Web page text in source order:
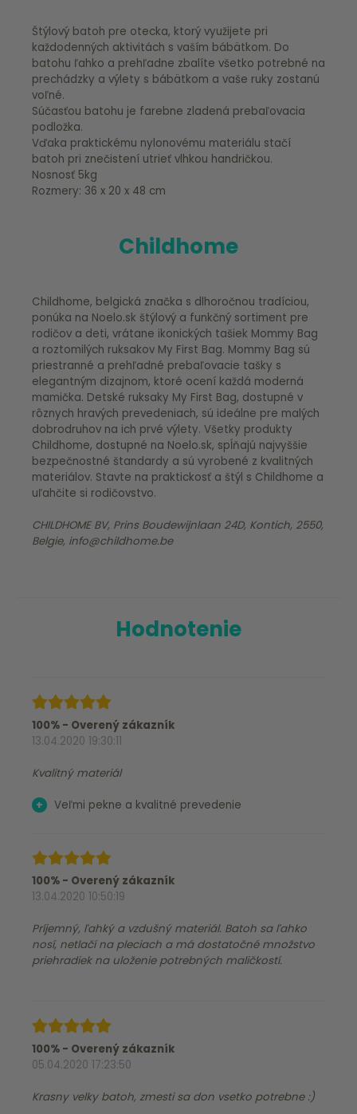
Štýlový batoh pre otecka, ktorý využijete pri
každodenných aktivitách s vaším bábätkom. Do
batohu ľahko a prehľadne zbalíte všetko potrebné na
prechádzky a výlety s bábätkom a vaše ruky zostanú
voľné.
Súčasťou batohu je farebne zladená prebaľovacia
podložka.
Vďaka praktickému nylonovému materiálu stačí
batoh pri znečistení utrieť vlhkou handričkou.
Nosnosť 5kg
Rozmery: 36 x 20 x 48 cm
Childhome
Childhome, belgická značka s dlhoročnou tradíciou,
ponúka na Noelo.sk štýlový a funkčný sortiment pre
rodičov a deti, vrátane ikonických tašiek Mommy Bag
a roztomilých ruksakov My First Bag. Mommy Bag sú
priestranné a prehľadné prebaľovacie tašky s
elegantným dizajnom, ktoré ocení každá moderná
mamička. Detské ruksaky My First Bag, dostupné v
rôznych hravých prevedeniach, sú ideálne pre malých
dobrodruhov na ich prvé výlety. Všetky produkty
Childhome, dostupné na Noelo.sk, spĺňajú najvyššie
bezpečnostné štandardy a sú vyrobené z kvalitných
materiálov. Stavte na praktickosť a štýl s Childhome a
uľahčite si rodičovstvo.
CHILDHOME BV, Prins Boudewijnlaan 24D, Kontich, 2550,
Belgie, info@childhome.be
Hodnotenie
100% - Overený zákazník
13.04.2020 19:30:11
Kvalitný materiál
+ Veľmi pekne a kvalitné prevedenie
100% - Overený zákazník
13.04.2020 10:50:19
Príjemný, ľahký a vzdušný materiál. Batoh sa ľahko
nosí, netlačí na pleciach a má dostatočné množstvo
priehradiek na uloženie potrebných maličkostí.
100% - Overený zákazník
05.04.2020 17:23:50
Krasny velky batoh, zmesti sa don vsetko potrebne :)